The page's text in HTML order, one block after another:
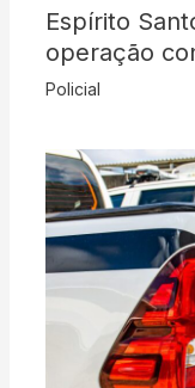
Espírito
operação
Policial